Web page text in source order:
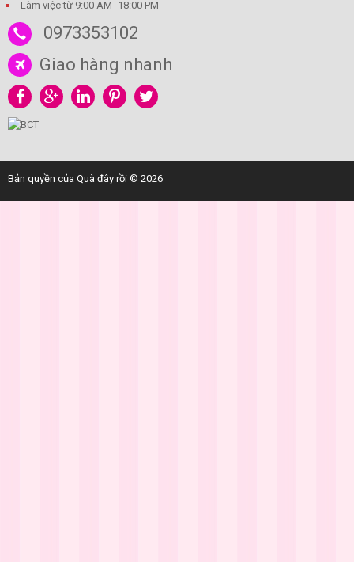
Làm việc từ 9:00 AM- 18:00 PM
0973353102
Giao hàng nhanh
Bản quyền của Quà đây rồi © 2026